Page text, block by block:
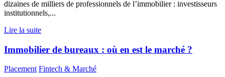
dizaines de milliers de professionnels de l’immobilier : investisseurs
institutionnels,...
Lire la suite
Immobilier de bureaux : où en est le marché ?
Placement Fintech & Marché